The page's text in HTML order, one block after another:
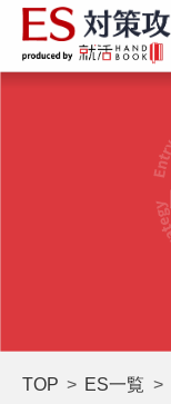
TOP ES一覧